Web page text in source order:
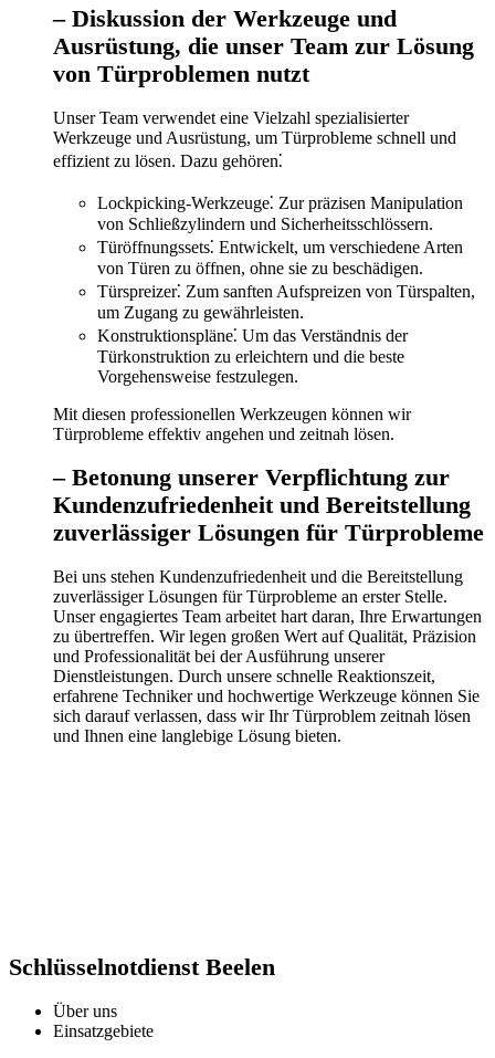
– Diskussion der Werkzeuge und
Ausrüstung, die unser Team zur Lösung
von Türproblemen nutzt
Unser Team verwendet eine Vielzahl spezialisierter
Werkzeuge und Ausrüstung, um Türprobleme schnell und
effizient zu lösen.​ Dazu gehören⁚
Lockpicking-Werkzeuge⁚ Zur präzisen Manipulation
von Schließzylindern und Sicherheitsschlössern.​
Türöffnungssets⁚ Entwickelt, um verschiedene Arten
von Türen zu öffnen, ohne sie zu beschädigen.​
Türspreizer⁚ Zum sanften Aufspreizen von Türspalten,
um Zugang zu gewährleisten.
Konstruktionspläne⁚ Um das Verständnis der
Türkonstruktion zu erleichtern und die beste
Vorgehensweise festzulegen.​
Mit diesen professionellen Werkzeugen können wir
Türprobleme effektiv angehen und zeitnah lösen.
– Betonung unserer Verpflichtung zur
Kundenzufriedenheit und Bereitstellung
zuverlässiger Lösungen für Türprobleme
Bei uns stehen Kundenzufriedenheit und die Bereitstellung
zuverlässiger Lösungen für Türprobleme an erster Stelle.​
Unser engagiertes Team arbeitet hart daran, Ihre Erwartungen
zu übertreffen. Wir legen großen Wert auf Qualität, Präzision
und Professionalität bei der Ausführung unserer
Dienstleistungen.​ Durch unsere schnelle Reaktionszeit,
erfahrene Techniker und hochwertige Werkzeuge können Sie
sich darauf verlassen, dass wir Ihr Türproblem zeitnah lösen
und Ihnen eine langlebige Lösung bieten.​
Schlüsselnotdienst Beelen
Über uns
Einsatzgebiete